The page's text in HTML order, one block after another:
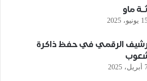
ماو
2025
الرقمي في حفظ ذاكرة
2025